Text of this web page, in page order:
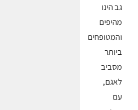
גב הינו
מהיפים
והמטופחים
ביותר
מסביב
לאגם,
עם